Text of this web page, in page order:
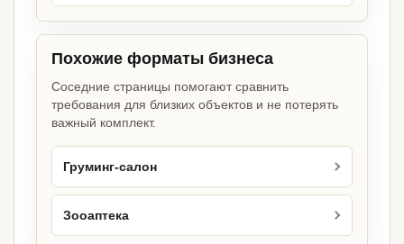
Похожие форматы бизнеса
Соседние страницы помогают сравнить
требования для близких объектов и не потерять
важный комплект.
Груминг-салон
Зооаптека